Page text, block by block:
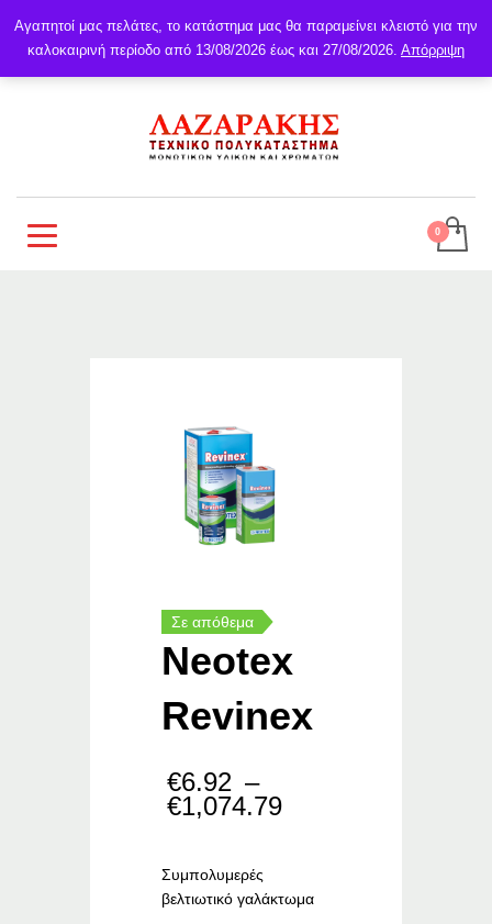
Σε απόθεμα
Neotex
Revinex
€6.92 –
€1,074.79
€1,074.79
Συμπολυμερές
βελτιωτικό γαλάκτωμα
Αγαπητοί μας πελάτες, το κατάστημα μας θα παραμείνει κλειστό για την
καλοκαιρινή περίοδο από 13/08/2026 έως και 27/08/2026. Απόρριψη